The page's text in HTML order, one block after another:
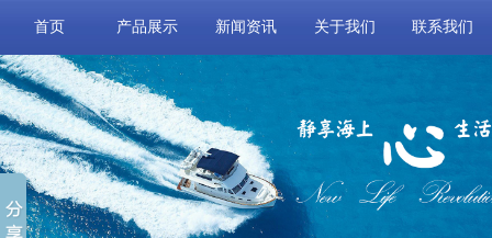
首页 产品展示 新闻资讯 关于我们 联系我们